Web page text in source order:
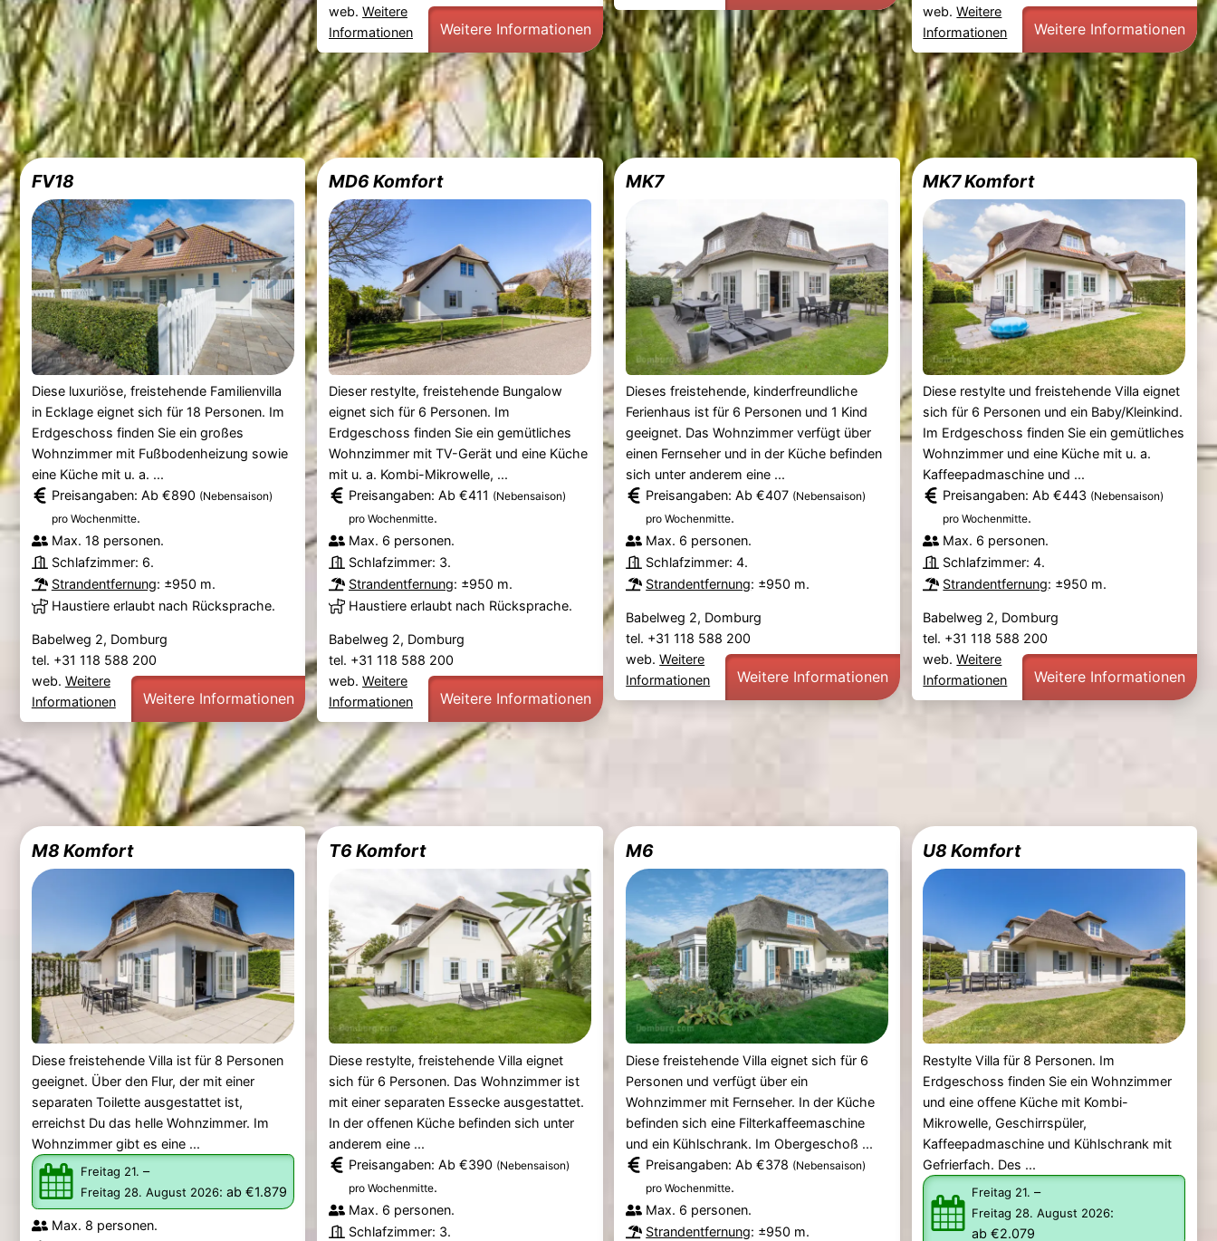
web. Weitere
Informationen
Weitere Informationen
web.Weitere
Informationen
Weitere Informationen
FV18
Diese luxuriöse, freistehende Familienvilla
in Ecklage eignet sich für 18 Personen. Im
Erdgeschoss finden Sie ein großes
Wohnzimmer mit Fußbodenheizung sowie
eine Küche mit u. a. ...
Preisangaben: Ab €890 (Nebensaison)
pro Wochenmitte.
Max. 18 personen.
Schlafzimmer: 6.
Strandentfernung: ±950 m.
Haustiere erlaubt nach Rücksprache.
Babelweg 2, Domburg
tel. +31 118 588 200
web. Weitere
Informationen
Weitere Informationen
MD6 Komfort
Dieser restylte, freistehende Bungalow
eignet sich für 6 Personen. Im
Erdgeschoss finden Sie ein gemütliches
Wohnzimmer mit TV-Gerät und eine Küche
mit u. a. Kombi-Mikrowelle, ...
Preisangaben: Ab €411 (Nebensaison)
pro Wochenmitte.
Max. 6 personen.
Schlafzimmer: 3.
Strandentfernung: ±950 m.
Haustiere erlaubt nach Rücksprache.
Babelweg 2, Domburg
tel. +31 118 588 200
web. Weitere
Informationen
Weitere Informationen
MK7
Dieses freistehende, kinderfreundliche
Ferienhaus ist für 6 Personen und 1 Kind
geeignet. Das Wohnzimmer verfügt über
einen Fernseher und in der Küche befinden
sich unter anderem eine ...
Preisangaben: Ab €407 (Nebensaison)
pro Wochenmitte.
Max. 6 personen.
Schlafzimmer: 4.
Strandentfernung: ±950 m.
Babelweg 2, Domburg
tel. +31 118 588 200
web.Weitere
Informationen
Weitere Informationen
MK7 Komfort
Diese restylte und freistehende Villa eignet
sich für 6 Personen und ein Baby/Kleinkind.
Im Erdgeschoss finden Sie ein gemütliches
Wohnzimmer und eine Küche mit u. a.
Kaffeepadmaschine und ...
Preisangaben: Ab €443 (Nebensaison)
pro Wochenmitte.
Max. 6 personen.
Schlafzimmer: 4.
Strandentfernung: ±950 m.
Babelweg 2, Domburg
tel. +31 118 588 200
web.Weitere
Informationen
Weitere Informationen
M8 Komfort
Diese freistehende Villa ist für 8 Personen
geeignet. Über den Flur, der mit einer
separaten Toilette ausgestattet ist,
erreichst Du das helle Wohnzimmer. Im
Wohnzimmer gibt es eine ...
Freitag 21. –
Freitag 28. August 2026: ab €1.879
Max. 8 personen.
T6 Komfort
Diese restylte, freistehende Villa eignet
sich für 6 Personen. Das Wohnzimmer ist
mit einer separaten Essecke ausgestattet.
In der offenen Küche befinden sich unter
anderem eine ...
Preisangaben: Ab €390 (Nebensaison)
pro Wochenmitte.
Max. 6 personen.
Schlafzimmer: 3.
M6
Diese freistehende Villa eignet sich für 6
Personen und verfügt über ein
Wohnzimmer mit Fernseher. In der Küche
befinden sich eine Filterkaffeemaschine
und ein Kühlschrank. Im Obergeschoß ...
Preisangaben: Ab €378 (Nebensaison)
pro Wochenmitte.
Max. 6 personen.
Strandentfernung: ±950 m.
U8 Komfort
Restylte Villa für 8 Personen. Im
Erdgeschoss finden Sie ein Wohnzimmer
und eine offene Küche mit Kombi-
Mikrowelle, Geschirrspüler,
Kaffeepadmaschine und Kühlschrank mit
Gefrierfach. Des ...
Freitag 21. –
Freitag 28. August 2026:
ab €2.079